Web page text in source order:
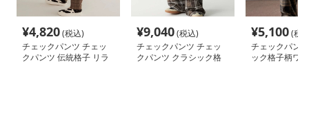
¥4,820(税込)
チェックパンツ チェッ
クパンツ 伝統格子 リラ
¥9,040(税込)
チェックパンツ チェッ
クパンツ クラシック格
¥5,100(税
チェックパン
ック格子柄ワ